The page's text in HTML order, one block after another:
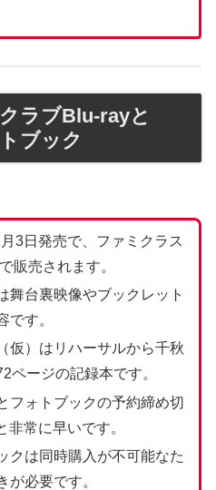
ラブBlu-rayと
ブック
3日発売で、ファミクラス
販売されます。
舞台裏映像やブックレット
です。
仮）はリハーサルから千秋
ページの記録本です。
フォトブックの予約締め切
非常に早いです。
クは同時購入が不可能なた
が必要です。